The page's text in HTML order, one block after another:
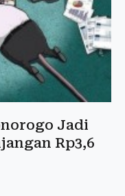
Jadi
Rp3,6